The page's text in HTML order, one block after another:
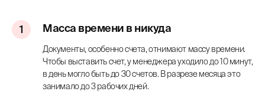
Масса времени в никуда
Документы, особенно счета, отнимают массу времени.
Чтобы выставить счет, у менеджера уходило до 10 минут,
в день могло быть до 30 счетов. В разрезе месяца это
занимало до 3 рабочих дней.